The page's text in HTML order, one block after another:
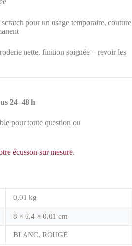
scratch pour un usage temporaire, couture
nette, finition soignée – revoir les
24–48 h
pour toute question ou
écusson sur mesure.
0,01 kg
8 × 6,4 × 0,01 cm
BLANC, ROUGE